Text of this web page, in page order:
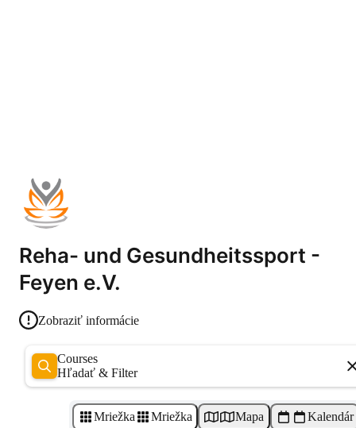
Reha- und Gesundheitssport -
Feyen e.V.
Zobraziť informácie
Courses
Hľadať & Filter
Mriežka Mriežka Mapa Kalendár